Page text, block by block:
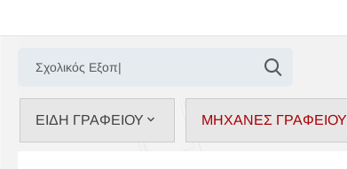
ΕΙΔΗ ΓΡΑΦΕΙΟΥ ΜΗΧΑΝΕΣ ΓΡΑΦΕΙΟΥ